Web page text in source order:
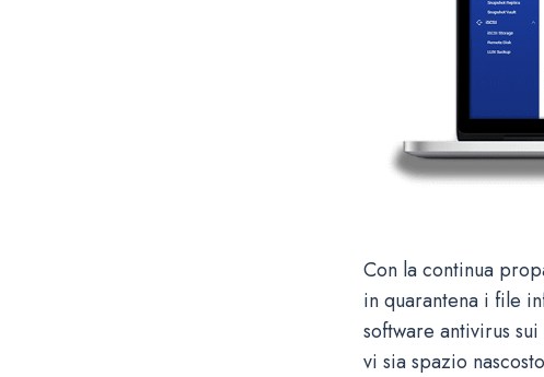
Con la continua
in quarantena i file
software antivirus
vi sia spazio